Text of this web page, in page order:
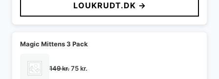
LOUKRUDT.DK →
Magic Mittens 3 Pack
149kr.Den
75kr.